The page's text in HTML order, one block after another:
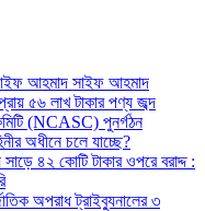
সাইফ আহমাদ সাইফ আহমাদ
৫৬ লাখ টাকার পণ্য জব্দ
(NCASC) পুনর্গঠন
অধীনে চলে যাচ্ছে?
৪২ কোটি টাকার ওপরে বরাদ্দ :
অপরাধ ট্রাইব্যুনালের ৩